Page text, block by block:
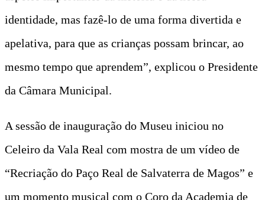
identidade, mas fazê-lo de uma forma divertida e
apelativa, para que as crianças possam brincar, ao
mesmo tempo que aprendem”, explicou o Presidente
da Câmara Municipal.
A sessão de inauguração do Museu iniciou no
Celeiro da Vala Real com mostra de um vídeo de
“Recriação do Paço Real de Salvaterra de Magos” e
um momento musical com o Coro da Academia de